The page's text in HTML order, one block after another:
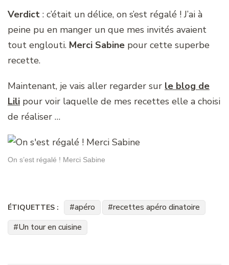
Verdict : c’était un délice, on s’est régalé ! J’ai à
peine pu en manger un que mes invités avaient
tout englouti. Merci Sabine pour cette superbe
recette.
Maintenant, je vais aller regarder sur le blog de
Lili pour voir laquelle de mes recettes elle a choisi
de réaliser …
On s’est régalé ! Merci Sabine
ÉTIQUETTES : apéro
recettes apéro dinatoire
Un tour en cuisine